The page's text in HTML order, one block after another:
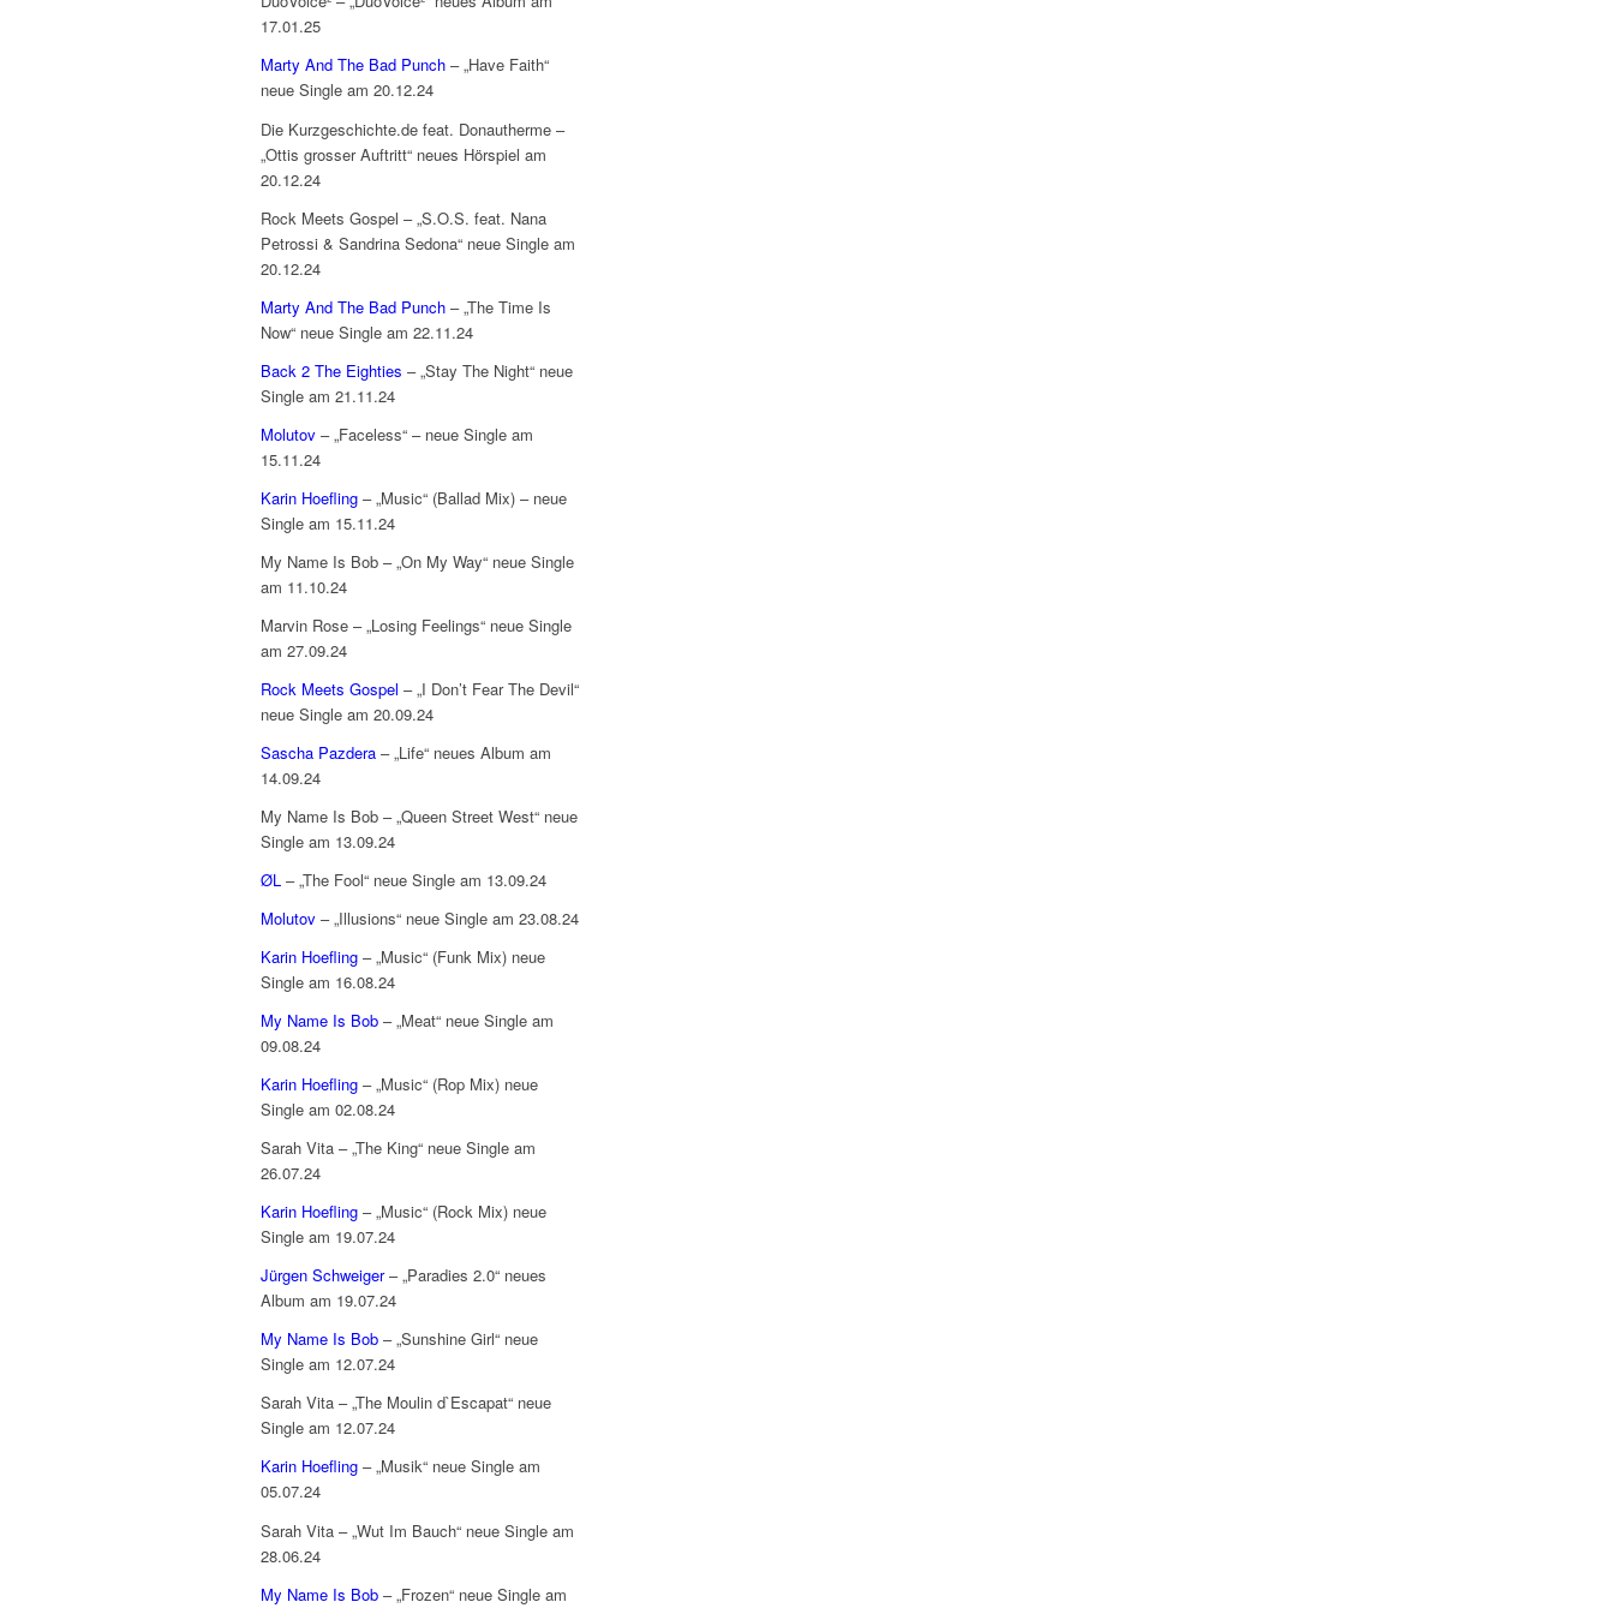
17.01.25
Marty And The Bad Punch – „Have Faith“
neue Single am 20.12.24
Die Kurzgeschichte.de feat. Donautherme –
„Ottis grosser Auftritt“ neues Hörspiel am
20.12.24
Rock Meets Gospel – „S.O.S. feat. Nana
Petrossi & Sandrina Sedona“ neue Single am
20.12.24
Marty And The Bad Punch – „The Time Is
Now“ neue Single am 22.11.24
Back 2 The Eighties – „Stay The Night“ neue
Single am 21.11.24
Molutov – „Faceless“ – neue Single am
15.11.24
Karin Hoefling – „Music“ (Ballad Mix) – neue
Single am 15.11.24
My Name Is Bob – „On My Way“ neue Single
am 11.10.24
Marvin Rose – „Losing Feelings“ neue Single
am 27.09.24
Rock Meets Gospel – „I Don’t Fear The Devil“
neue Single am 20.09.24
Sascha Pazdera – „Life“ neues Album am
14.09.24
My Name Is Bob – „Queen Street West“ neue
Single am 13.09.24
ØL – „The Fool“ neue Single am 13.09.24
Molutov – „Illusions“ neue Single am 23.08.24
Karin Hoefling – „Music“ (Funk Mix) neue
Single am 16.08.24
My Name Is Bob – „Meat“ neue Single am
09.08.24
Karin Hoefling – „Music“ (Rop Mix) neue
Single am 02.08.24
Sarah Vita – „The King“ neue Single am
26.07.24
Karin Hoefling – „Music“ (Rock Mix) neue
Single am 19.07.24
Jürgen Schweiger– „Paradies 2.0“ neues
Album am 19.07.24
My Name Is Bob – „Sunshine Girl“ neue
Single am 12.07.24
Sarah Vita – „The Moulin d`Escapat“ neue
Single am 12.07.24
Karin Hoefling – „Musik“ neue Single am
05.07.24
Sarah Vita – „Wut Im Bauch“ neue Single am
28.06.24
My Name Is Bob – „Frozen“ neue Single am